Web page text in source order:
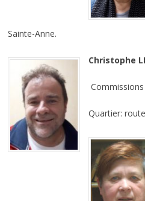
Sainte-Anne.
Christophe
Commissions
Quartier: